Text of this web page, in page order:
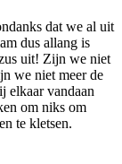
dat we al uit
dus allang is
uit! Zijn we niet
we niet meer de
elkaar vandaan
om niks om
te kletsen.